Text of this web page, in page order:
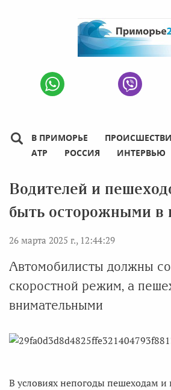
В ПРИМОРЬЕ
АТР
РОССИЯ ИНТЕРВЬЮ
Водителей и
быть осторожными в
26 марта 2025 г., 12:44:29
Автомобилисты должны
скоростной режим, а
внимательными
В условиях непогоды пешеходам и